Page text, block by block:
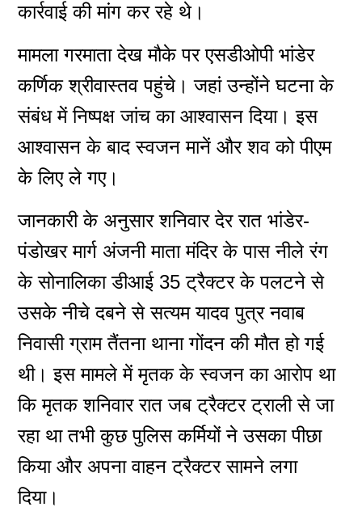
कार्रवाई की मांग कर रहे थे।
मामला गरमाता देख मौके पर एसडीओपी भांडेर
कर्णिक श्रीवास्तव पहुंचे। जहां उन्होंने घटना के
संबंध में निष्पक्ष जांच का आश्वासन दिया। इस
आश्वासन के बाद स्वजन मानें और शव को पीएम
के लिए ले गए।
जानकारी के अनुसार शनिवार देर रात भांडेर-
पंडोखर मार्ग अंजनी माता मंदिर के पास नीले रंग
के सोनालिका डीआई 35 ट्रैक्टर के पलटने से
उसके नीचे दबने से सत्यम यादव पुत्र नवाब
निवासी ग्राम तैंतना थाना गोंदन की मौत हो गई
थी। इस मामले में मृतक के स्वजन का आरोप था
कि मृतक शनिवार रात जब ट्रैक्टर ट्राली से जा
रहा था तभी कुछ पुलिस कर्मियों ने उसका पीछा
किया और अपना वाहन ट्रैक्टर सामने लगा
दिया।